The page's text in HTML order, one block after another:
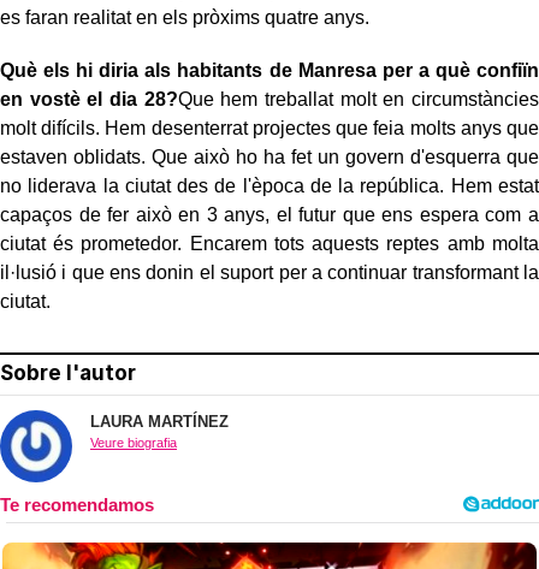
es faran realitat en els pròxims quatre anys.
Què els hi diria als habitants de Manresa per a què confiïn
en vostè el dia 28?Que hem treballat molt en circumstàncies
molt difícils. Hem desenterrat projectes que feia molts anys que
estaven oblidats. Que això ho ha fet un govern d'esquerra que
no liderava la ciutat des de l'època de la república. Hem estat
capaços de fer això en 3 anys, el futur que ens espera com a
ciutat és prometedor. Encarem tots aquests reptes amb molta
il·lusió i que ens donin el suport per a continuar transformant la
ciutat.
Sobre l'autor
LAURA MARTÍNEZ
Veure biografia